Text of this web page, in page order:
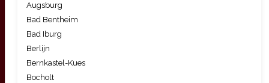
Augsburg
Bad Bentheim
Bad Iburg
Berlijn
Bernkastel-Kues
Bocholt